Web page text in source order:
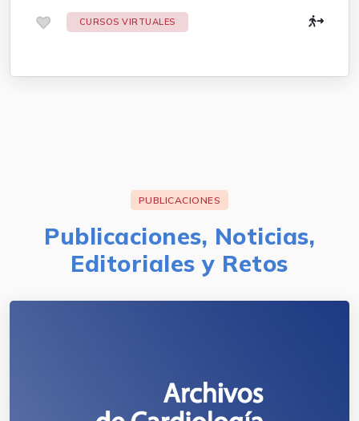
CURSOS VIRTUALES
PUBLICACIONES
Publicaciones, Noticias,
Editoriales y Retos